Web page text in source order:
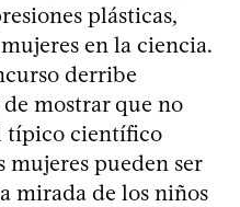
plásticas,
en la ciencia.
derribe
mostrar que no
típico científico
pueden ser
mirada de los niños